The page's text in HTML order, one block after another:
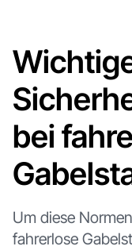
bei
Um diese
fahrerlose